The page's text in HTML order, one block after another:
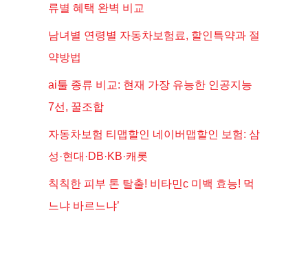
류별 혜택 완벽 비교
남녀별 연령별 자동차보험료, 할인특약과 절
약방법
ai툴 종류 비교: 현재 가장 유능한 인공지능
7선, 꿀조합
자동차보험 티맵할인 네이버맵할인 보험: 삼
성·현대·DB·KB·캐롯
칙칙한 피부 톤 탈출! 비타민c 미백 효능! 먹
느냐 바르느냐’